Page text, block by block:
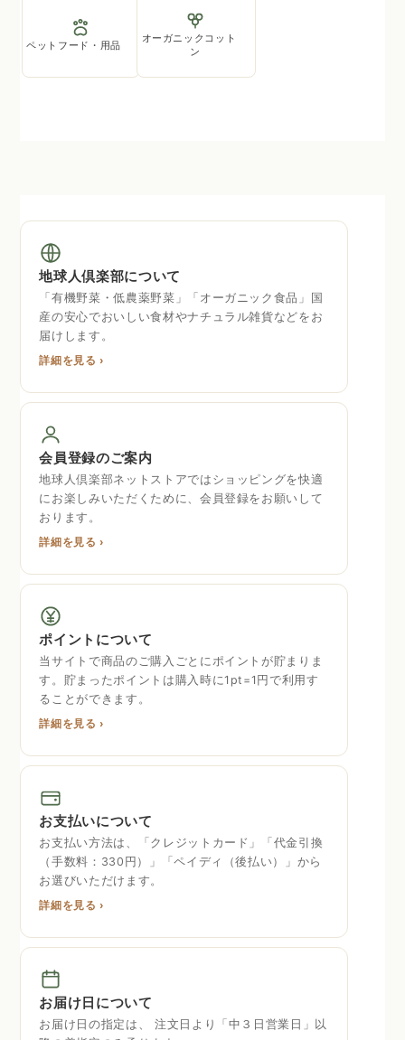
ペットフード・用品
オーガニックコット
ン
地球人倶楽部について
「有機野菜・低農薬野菜」「オーガニック食品」国
産の安心でおいしい食材やナチュラル雑貨などをお
届けします。
詳細を見る ›
会員登録のご案内
地球人倶楽部ネットストアではショッピングを快適
にお楽しみいただくために、会員登録をお願いして
おります。
詳細を見る ›
ポイントについて
当サイトで商品のご購入ごとにポイントが貯まりま
す。貯まったポイントは購入時に1pt=1円で利用す
ることができます。
詳細を見る ›
お支払いについて
お支払い方法は、「クレジットカード」「代金引換
（手数料：330円）」「ペイディ（後払い）」から
お選びいただけます。
詳細を見る ›
お届け日について
お届け日の指定は、 注文日より「中３日営業日」以